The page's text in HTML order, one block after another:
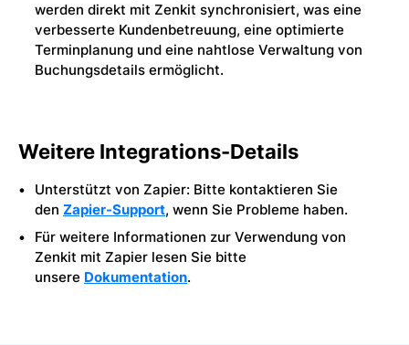
werden direkt mit Zenkit synchronisiert, was eine
verbesserte Kundenbetreuung, eine optimierte
Terminplanung und eine nahtlose Verwaltung von
Buchungsdetails ermöglicht.
Weitere Integrations-Details
Unterstützt von Zapier: Bitte kontaktieren Sie
den Zapier-Support, wenn Sie Probleme haben.
Für weitere Informationen zur Verwendung von
Zenkit mit Zapier lesen Sie bitte
unsere Dokumentation.